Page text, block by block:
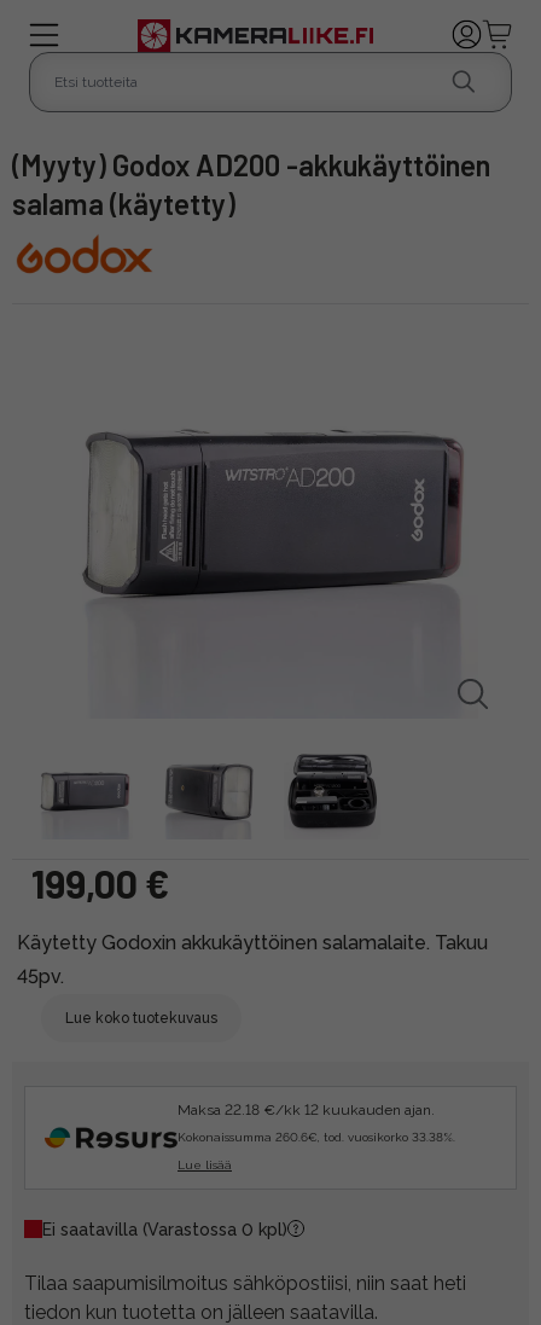
(Myyty) Godox AD200 -akkukäyttöinen
salama (käytetty)
199,00 €
Käytetty Godoxin akkukäyttöinen salamalaite. Takuu
45pv.
Lue koko tuotekuvaus
Maksa 22.18 €/kk 12 kuukauden ajan.
Kokonaissumma 260.6€, tod. vuosikorko 33.38%.
Lue lisää
Ei saatavilla (Varastossa 0 kpl)
Tilaa saapumisilmoitus sähköpostiisi, niin saat heti
tiedon kun tuotetta on jälleen saatavilla.